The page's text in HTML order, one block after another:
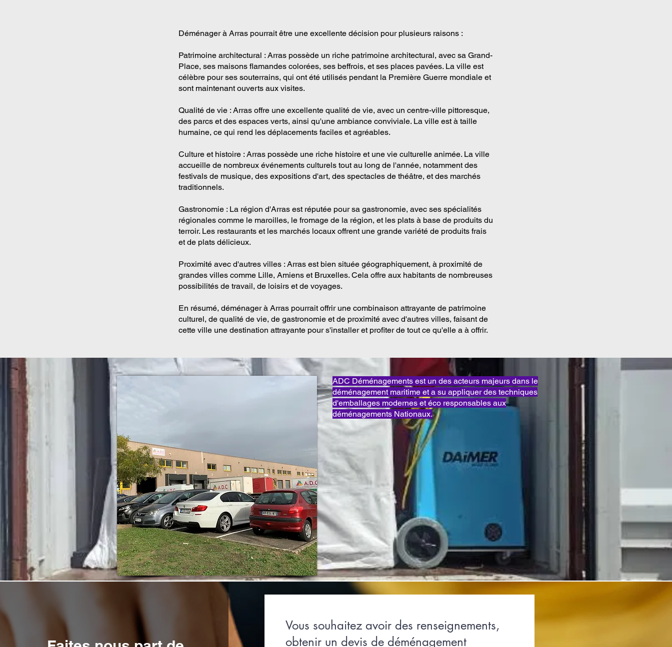
Déménager à Arras pourrait être une excellente décision pour plusieurs raisons :
Patrimoine architectural : Arras possède un riche patrimoine architectural, avec sa Grand-
Place, ses maisons flamandes colorées, ses beffrois, et ses places pavées. La ville est
célèbre pour ses souterrains, qui ont été utilisés pendant la Première Guerre mondiale et
sont maintenant ouverts aux visites.
Qualité de vie : Arras offre une excellente qualité de vie, avec un centre-ville pittoresque,
des parcs et des espaces verts, ainsi qu'une ambiance conviviale. La ville est à taille
humaine, ce qui rend les déplacements faciles et agréables.
Culture et histoire : Arras possède une riche histoire et une vie culturelle animée. La ville
accueille de nombreux événements culturels tout au long de l'année, notamment des
festivals de musique, des expositions d'art, des spectacles de théâtre, et des marchés
traditionnels.
Gastronomie : La région d'Arras est réputée pour sa gastronomie, avec ses spécialités
régionales comme le maroilles, le fromage de la région, et les plats à base de produits du
terroir. Les restaurants et les marchés locaux offrent une grande variété de produits frais
et de plats délicieux.
Proximité avec d'autres villes : Arras est bien située géographiquement, à proximité de
grandes villes comme Lille, Amiens et Bruxelles. Cela offre aux habitants de nombreuses
possibilités de travail, de loisirs et de voyages.
En résumé, déménager à Arras pourrait offrir une combinaison attrayante de patrimoine
culturel, de qualité de vie, de gastronomie et de proximité avec d'autres villes, faisant de
cette ville une destination attrayante pour s'installer et profiter de tout ce qu'elle a à offrir.
ADC Déménagements est un des acteurs majeurs dans le
déménagement maritime et a su appliquer des techniques
d'emballages modernes et éco responsables aux
déménagements Nationaux.
Vous souhaitez avoir des renseignements,
obtenir un devis de déménagement